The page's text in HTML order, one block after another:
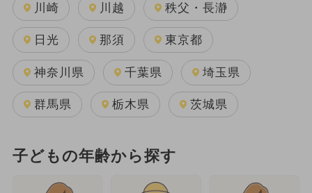
川崎 川越 秩父・長瀞
日光 那須 東京都
神奈川県 千葉県 埼玉県
群馬県 栃木県 茨城県
子どもの年齢から探す